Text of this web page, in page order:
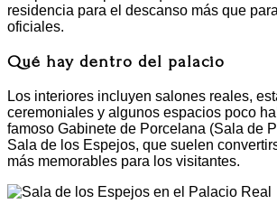
residencia para el descanso más que
oficiales.
Qué hay dentro del palacio
Los interiores incluyen salones reales,
ceremoniales y algunos espacios poco
famoso Gabinete de Porcelana (Sala de
Sala de los Espejos, que suelen
más memorables para los visitantes.